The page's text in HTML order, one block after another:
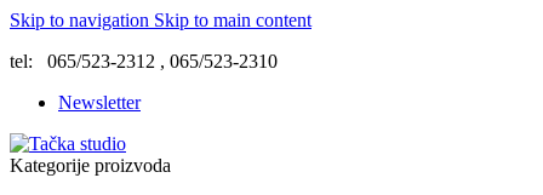
Skip to navigation Skip to main content
tel: 065/523-2312 , 065/523-2310
Newsletter
Kategorije proizvoda